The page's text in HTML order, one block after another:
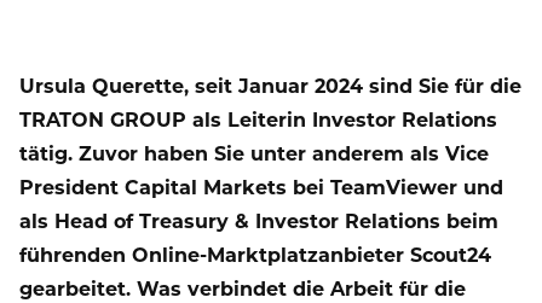
Ursula Querette, seit Januar 2024 sind Sie für die
TRATON GROUP als Leiterin Investor Relations
tätig. Zuvor haben Sie unter anderem als Vice
President Capital Markets bei TeamViewer und
als Head of Treasury & Investor Relations beim
führenden Online-Marktplatzanbieter Scout24
gearbeitet. Was verbindet die Arbeit für die